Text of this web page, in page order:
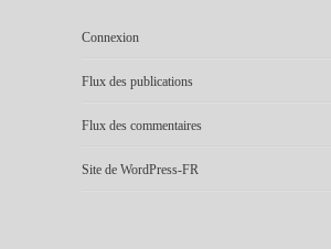
Connexion
Flux des publications
Flux des commentaires
Site de WordPress-FR